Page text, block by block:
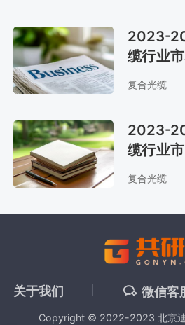
2023-
缆行业
前景评估
复合光缆
2023-
缆行业
战略咨询
复合光缆
关于我们 微信客
Copyright © 2022-2023 北京迪